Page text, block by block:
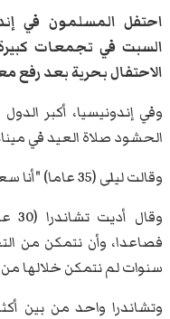
احتفل المسلمون في
السبت في تجمعات
الاحتفال بحرية بعد رفع
وفي إندونيسيا، أكبر
الحشود صلاة العيد في
وقالت ليلى (35 عاما) "أنا سعيدة جدا لأننا تحررنا (من قيود كوفيد)".
فصاعدا، وأن نتمكن من
سنوات لم نتمكن خلالها من